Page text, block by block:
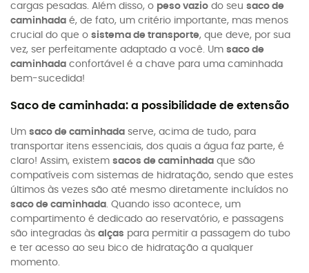
cargas pesadas. Além disso, o peso vazio do seu saco de
caminhada é, de fato, um critério importante, mas menos
crucial do que o sistema de transporte, que deve, por sua
vez, ser perfeitamente adaptado a você. Um saco de
caminhada confortável é a chave para uma caminhada
bem-sucedida!
Saco de caminhada: a possibilidade de extensão
Um saco de caminhada serve, acima de tudo, para
transportar itens essenciais, dos quais a água faz parte, é
claro! Assim, existem sacos de caminhada que são
compatíveis com sistemas de hidratação, sendo que estes
últimos às vezes são até mesmo diretamente incluídos no
saco de caminhada. Quando isso acontece, um
compartimento é dedicado ao reservatório, e passagens
são integradas às alças para permitir a passagem do tubo
e ter acesso ao seu bico de hidratação a qualquer
momento.